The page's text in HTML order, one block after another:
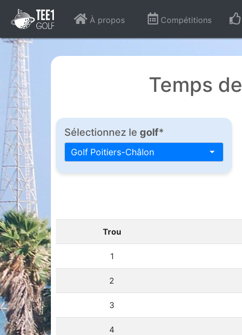
À propos Compétitions
Temps
Sélectionnez le golf*
Golf Poitiers-Châlon
Trou
1
2
3
4